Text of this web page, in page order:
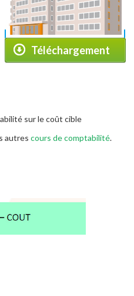
Téléchargement
sur le coût cible
autres cours de comptabilité.